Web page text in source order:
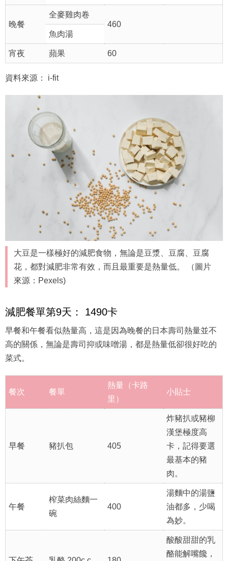
晚餐
全麥雞肉卷
460
魚肉湯
宵夜 蘋果 60
資料來源： i-fit
大豆是一樣極好的減肥食物，無論是豆漿、豆腐、豆腐
花，都對減肥非常有效，而且最重要是熱量低。 （圖片
來源：Pexels)
減肥餐單第9天： 1490卡
早餐和午餐看似熱量高，這是因為晚餐的日本壽司熱量並不
高的關係，無論是壽司抑或味噌湯，都是熱量低卻很好吃的
菜式。
餐次 餐單
熱量（卡路
里）
小貼士
早餐 豬扒包 405
炸豬扒或豬柳
漢堡極度高
卡，記得要選
最基本的豬
肉。
午餐
榨菜肉絲麵一
碗
400
湯麵中的湯鹽
油都多，少喝
為妙。
酸酸甜甜的乳
酪能解嘴饞，